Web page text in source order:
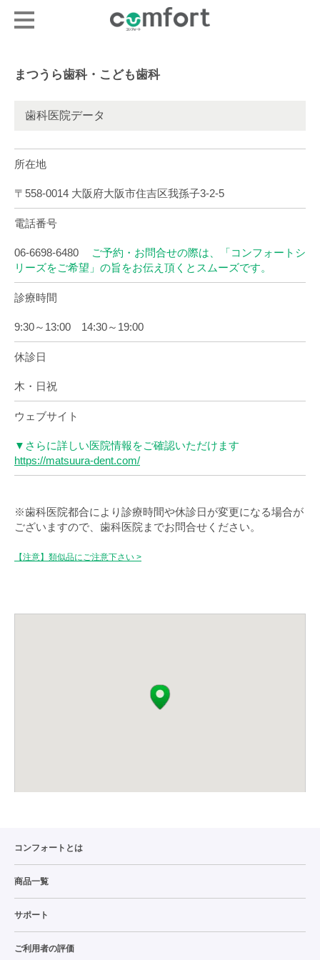
まつうら歯科・こども歯科
歯科医院データ
所在地
〒558-0014 大阪府大阪市住吉区我孫子3-2-5
電話番号
06-6698-6480
ご予約・お問合せの際は、「コンフォートシ
リーズをご希望」の旨をお伝え頂くとスムーズです。
診療時間
9:30～13:00 14:30～19:00
休診日
木・日祝
ウェブサイト
▼さらに詳しい医院情報をご確認いただけます
https://matsuura-dent.com/
※歯科医院都合により診療時間や休診日が変更になる場合が
ございますので、歯科医院までお問合せください。
【注意】類似品にご注意下さい >
コンフォートとは
商品一覧
サポート
ご利用者の評価